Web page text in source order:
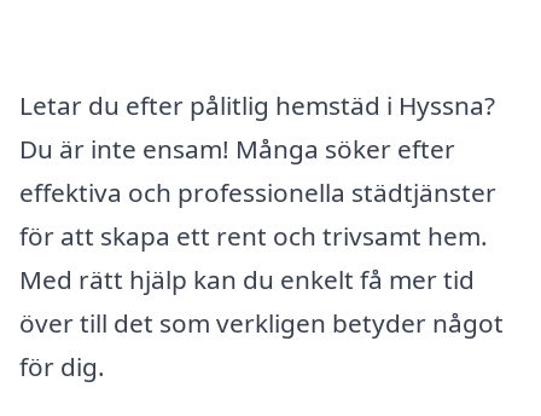
Letar du efter pålitlig hemstäd i Hyssna?
Du är inte ensam! Många söker efter
effektiva och professionella städtjänster
för att skapa ett rent och trivsamt hem.
Med rätt hjälp kan du enkelt få mer tid
över till det som verkligen betyder något
för dig.